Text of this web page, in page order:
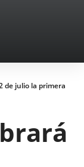
de julio la primera